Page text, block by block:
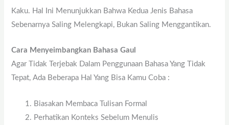
Kaku. Hal Ini Menunjukkan Bahwa Kedua Jenis Bahasa
Sebenarnya Saling Melengkapi, Bukan Saling Menggantikan.
Cara Menyeimbangkan Bahasa Gaul
Agar Tidak Terjebak Dalam Penggunaan Bahasa Yang Tidak
Tepat, Ada Beberapa Hal Yang Bisa Kamu Coba :
Biasakan Membaca Tulisan Formal
Perhatikan Konteks Sebelum Menulis